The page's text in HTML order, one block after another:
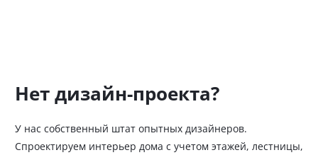
Нет дизайн-проекта?
У нас собственный штат опытных дизайнеров.
Спроектируем интерьер дома с учетом этажей, лестницы,